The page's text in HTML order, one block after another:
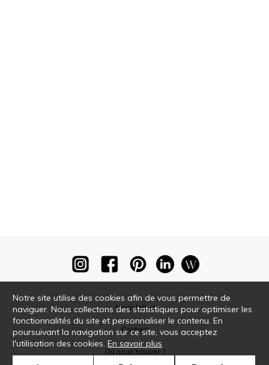
Newsletter
Contact
Où nous trouver ?
Notre site utilise des cookies afin de vous permettre de
naviguer. Nous collectons des statistiques pour optimiser les
fonctionnalités du site et personnaliser le contenu. En
poursuivant la navigation sur ce site, vous acceptez
l'utilisation des cookies.En savoir plus